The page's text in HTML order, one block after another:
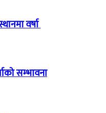
वर्षा
सम्भावना